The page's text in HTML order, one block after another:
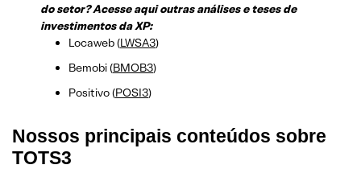
do setor? Acesse aqui outras análises e teses de
investimentos da XP:
Locaweb (LWSA3)
Bemobi (BMOB3)
Positivo (POSI3)
Nossos principais conteúdos sobre
TOTS3